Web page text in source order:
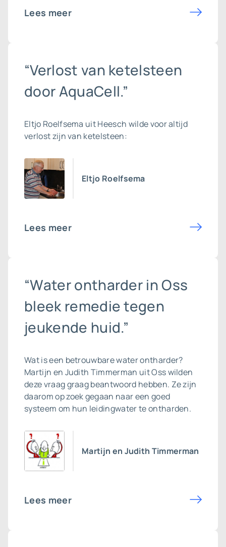
Lees meer
“Verlost van ketelsteen
door AquaCell.”
Eltjo Roelfsema uit Heesch wilde voor altijd
verlost zijn van ketelsteen:
Eltjo Roelfsema
Lees meer
“Water ontharder in Oss
bleek remedie tegen
jeukende huid.”
Wat is een betrouwbarewater ontharder?
Martijn en Judith Timmerman uit Oss wilden
deze vraag graag beantwoord hebben. Ze zijn
daarom op zoek gegaan naar een goed
systeem om hun leidingwater te ontharden.
Martijn en Judith Timmerman
Lees meer